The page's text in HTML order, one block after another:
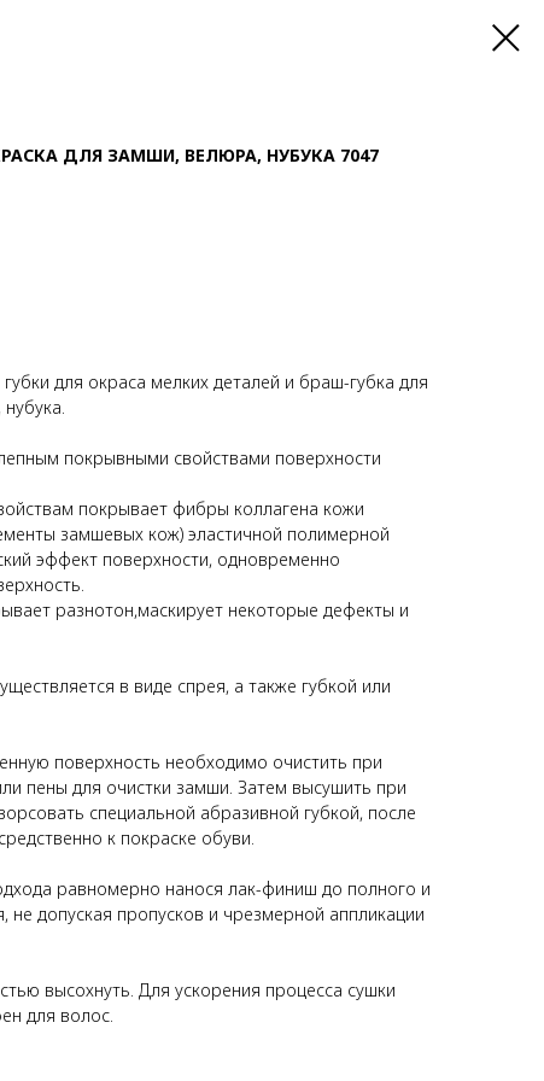
ДЛЯ ЗАМШИ, ВЕЛЮРА, НУБУКА 7047
для окраса мелких деталей и браш-губка для
покрывными свойствами поверхности
покрывает фибры коллагена кожи
замшевых кож) эластичной полимерной
эффект поверхности, одновременно
разнотон,маскирует некоторые дефекты и
в виде спрея, а также губкой или
поверхность необходимо очистить при
пены для очистки замши. Затем высушить при
специальной абразивной губкой, после
к покраске обуви.
равномерно нанося лак-финиш до полного и
допуская пропусков и чрезмерной аппликации
высохнуть. Для ускорения процесса сушки
для волос.